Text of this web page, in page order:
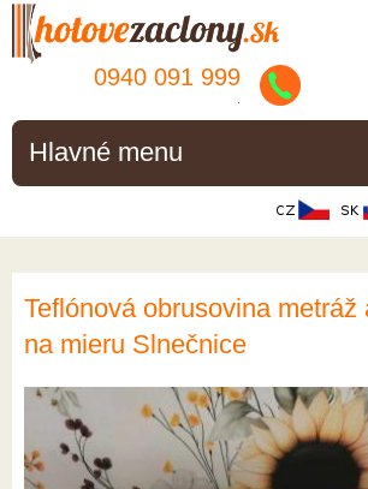
0940 091 999
Hlavné menu
Teflónová obrusovina metráž
na mieru Slnečnice